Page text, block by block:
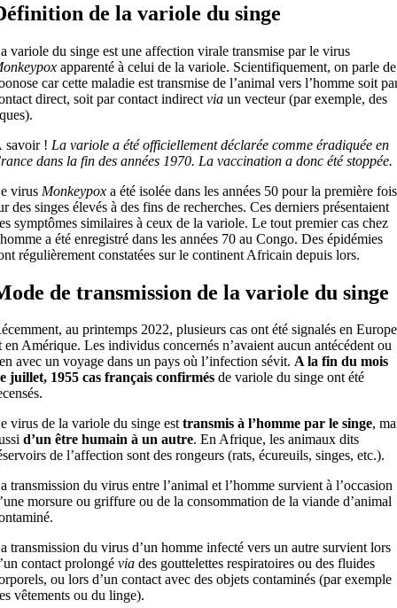
de la variole du singe
variole du singe est une affection virale transmise par le virus
apparenté à celui de la variole. Scientifiquement, on parle de
car cette maladie est transmise de l’animal vers l’homme soit
direct, soit par contact indirect viaun vecteur (par exemple, des
savoir ! La variole a été officiellement déclarée comme éradiquée en
dans la fin des années 1970. La vaccination a donc été stoppée.
virus Monkeypoxa été isolée dans les années 50 pour la première fois
des singes élevés à des fins de recherches. Ces derniers présentaient
symptômes similaires à ceux de la variole. Le tout premier cas chez
a été enregistré dans les années 70 au Congo. Des épidémies
régulièrement constatées sur le continent Africain depuis lors.
de transmission de la variole du singe
au printemps 2022, plusieurs cas ont été signalés en Europe
en Amérique. Les individus concernés n’avaient aucun antécédent ou
avec un voyage dans un pays où l’infection sévit. A la fin du mois
juillet, 1955 cas français confirmés de variole du singe ont été
virus de la variole du singe esttransmis à l’homme par le singe,
d’un être humain à un autre. En Afrique, les animaux dits
de l’affection sont des rongeurs (rats, écureuils, singes, etc.).
transmission du virus entre l’animal et l’homme survient à l’occasion
morsure ou griffure ou de la consommation de la viande d’animal
transmission du virus d’un homme infecté vers un autre survient lors
contact prolongé viades gouttelettes respiratoires ou des fluides
ou lors d’un contact avec des objets contaminés (par exemple
vêtements ou du linge).